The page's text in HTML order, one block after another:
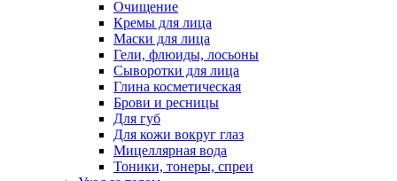
Очищение
Кремы для лица
Маски для лица
Гели, флюиды, лосьоны
Сыворотки для лица
Глина косметическая
Брови и ресницы
Для губ
Для кожи вокруг глаз
Мицеллярная вода
Тоники, тонеры, спреи